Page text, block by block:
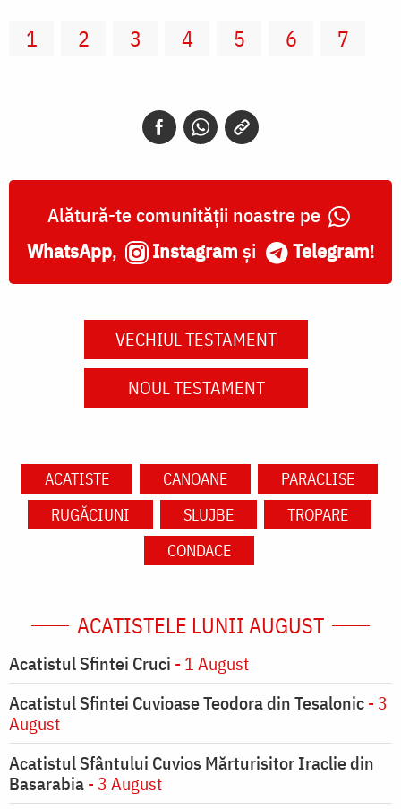
1 2 3 4 5 6 7
Alătură-te comunității noastre pe
WhatsApp, Instagram și Telegram!
VECHIUL TESTAMENT
NOUL TESTAMENT
ACATISTE CANOANE
PARACLISE
RUGĂCIUNI
SLUJBE
TROPARE
CONDACE
ACATISTELE LUNII AUGUST
Acatistul Sfintei Cruci - 1 August
Acatistul Sfintei Cuvioase Teodora din Tesalonic- 3
August
Acatistul Sfântului Cuvios Mărturisitor Iraclie din
Basarabia- 3 August